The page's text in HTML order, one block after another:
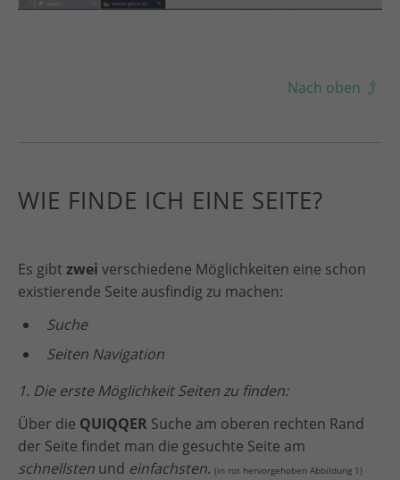
Nach oben
WIE FINDE ICH EINE SEITE?
Es gibt zwei verschiedene Möglichkeiten eine schon
existierende Seite ausfindig zu machen:
Suche
Seiten Navigation
1. Die erste Möglichkeit Seiten zu finden:
Über die QUIQQER Suche am oberen rechten Rand
der Seite findet man die gesuchte Seite am
schnellsten und einfachsten. (in rot hervorgehoben Abbildung 1)